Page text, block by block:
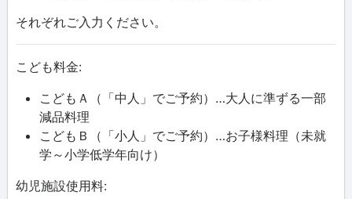
それぞれご入力ください。
こども料金:
こどもＡ（「中人」でご予約）…大人に準ずる一部
減品料理
こどもＢ（「小人」でご予約）…お子様料理（未就
学～小学低学年向け）
幼児施設使用料: